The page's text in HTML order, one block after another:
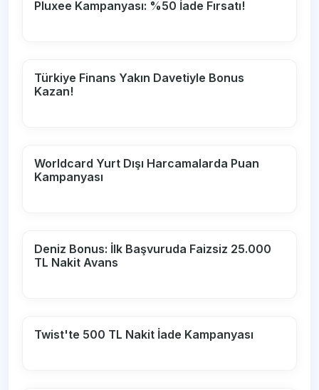
Pluxee Kampanyası: %50 İade Fırsatı!
Türkiye Finans Yakın Davetiyle Bonus
Kazan!
Worldcard Yurt Dışı Harcamalarda Puan
Kampanyası
Deniz Bonus: İlk Başvuruda Faizsiz 25.000
TL Nakit Avans
Twist'te 500 TL Nakit İade Kampanyası